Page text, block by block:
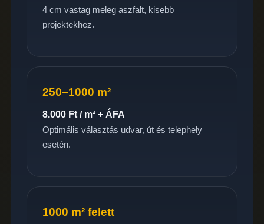
4 cm vastag meleg aszfalt, kisebb
projektekhez.
250–1000 m²
8.000 Ft / m² + ÁFA
Optimális választás udvar, út és telephely
esetén.
1000 m² felett